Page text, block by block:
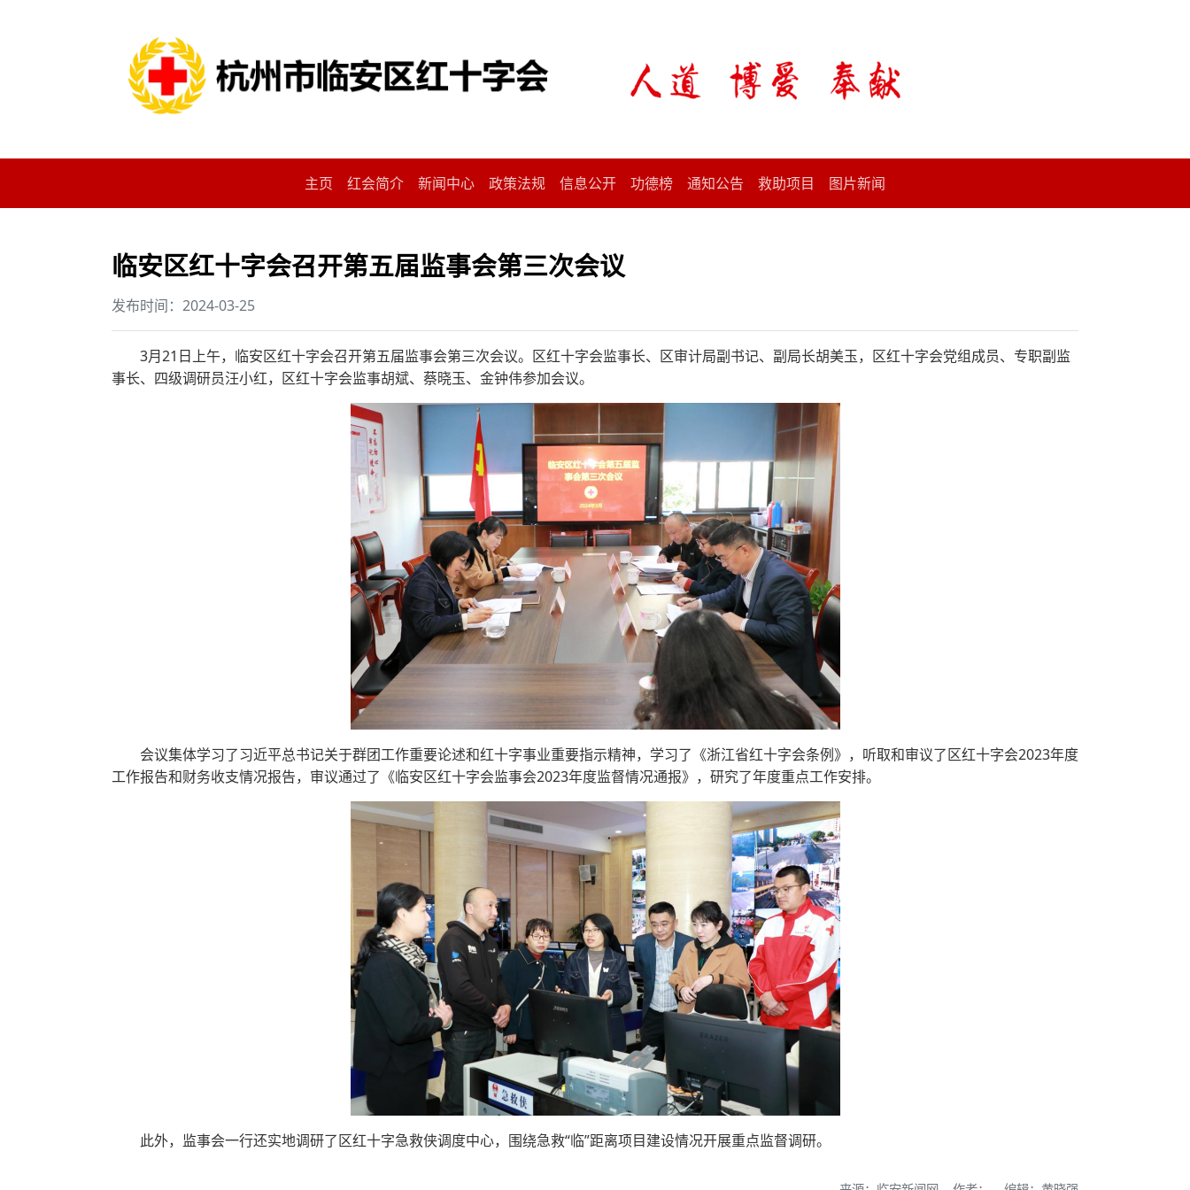
主页 红会简介 新闻中心 政策法规 信息公开 功德榜 通知公告 救助项目 图片新闻
临安区红十字会召开第五届监事会第三次会议
发布时间：2024-03-25
3月21日上午，临安区红十字会召开第五届监事会第三次会议。区红十字会监事长、区审计局副书记、副局长胡美玉，区红十字会党组成员、专职副监
事长、四级调研员汪小红，区红十字会监事胡斌、蔡晓玉、金钟伟参加会议。
会议集体学习了习近平总书记关于群团工作重要论述和红十字事业重要指示精神，学习了《浙江省红十字会条例》，听取和审议了区红十字会2023年度
工作报告和财务收支情况报告，审议通过了《临安区红十字会监事会2023年度监督情况通报》，研究了年度重点工作安排。
此外，监事会一行还实地调研了区红十字急救侠调度中心，围绕急救“临”距离项目建设情况开展重点监督调研。